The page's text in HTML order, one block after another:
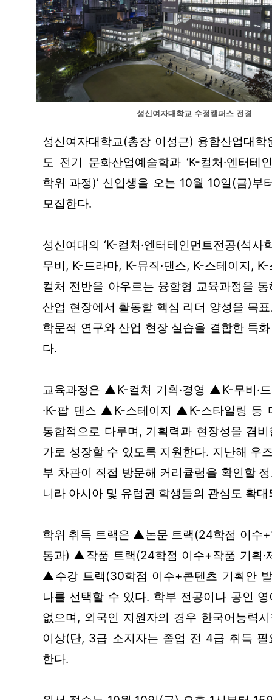
성신여자대학교 수정캠퍼스 전경
성신여자대학교(총장 이성근) 융합산업대
도 전기 문화산업예술학과 ‘K-컬처·엔터테
학위 과정)’ 신입생을 오는 10월 10일(금)부
모집한다.
성신여대의 ‘K-컬처·엔터테인먼트전공(석사
무비, K-드라마, K-뮤직·댄스, K-스테이지,
컬처 전반을 아우르는 융합형 교육과정을
산업 현장에서 활동할 핵심 리더 양성을 목
학문적 연구와 산업 현장 실습을 결합한 특
다.
교육과정은 ▲K-컬처 기획·경영 ▲K-무비·
·K-팝 댄스 ▲K-스테이지 ▲K-스타일링 등
통합적으로 다루며, 기획력과 현장성을 겸
가로 성장할 수 있도록 지원한다. 지난해 우
부 차관이 직접 방문해 커리큘럼을 확인할
니라 아시아 및 유럽권 학생들의 관심도 확대
학위 취득 트랙은 ▲논문 트랙(24학점 이수+
통과) ▲작품 트랙(24학점 이수+작품 기획·
▲수강 트랙(30학점 이수+콘텐츠 기획안
나를 선택할 수 있다. 학부 전공이나 공인
없으며, 외국인 지원자의 경우 한국어능력
이상(단, 3급 소지자는 졸업 전 4급 취득 필
한다.